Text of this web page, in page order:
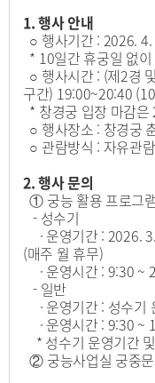
1. 행사 안내
○ 행사기간 : 2026.
* 10일간 휴궁일 없
○ 행사시간 : (제2경
구간) 19:00~20:40
* 창경궁 입장 마감
○ 행사장소 : 창경궁
○ 관람방식 : 자유관람
2. 행사 문의
① 궁능 활용 프로그
- 성수기
· 운영기간 : 2026.
(매주 월 휴무)
· 운영시간 : 9:30 ~
- 일반
· 운영기간 : 성수기
· 운영시간 : 9:30 ~
* 성수기 운영기간
② 궁능사업실 궁중